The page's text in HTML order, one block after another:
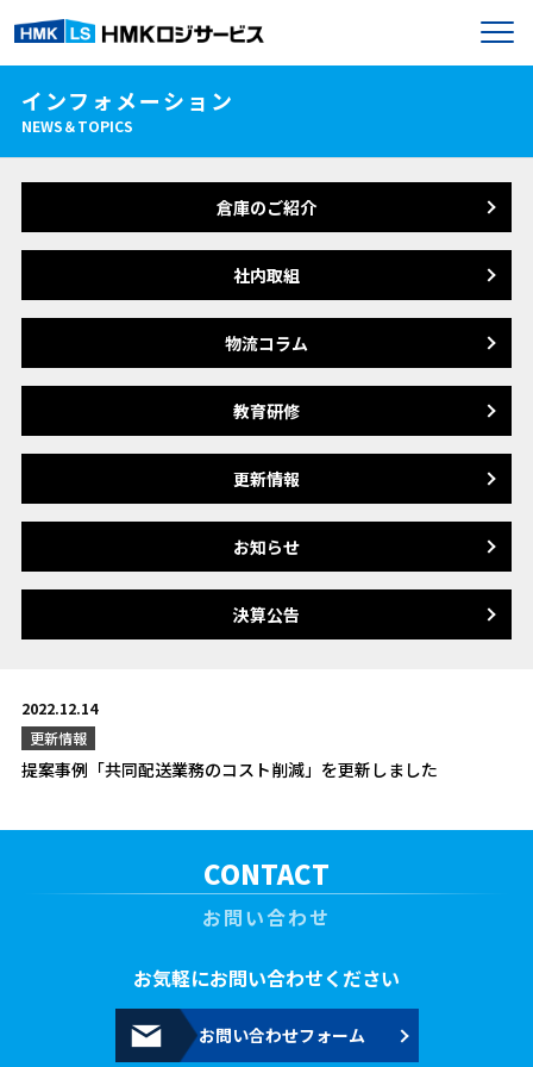
インフォメーション
NEWS＆TOPICS
倉庫のご紹介
社内取組
物流コラム
教育研修
更新情報
お知らせ
決算公告
2022.12.14
更新情報
提案事例「共同配送業務のコスト削減」を更新しました
CONTACT
お問い合わせ
お気軽にお問い合わせください
お問い合わせフォーム